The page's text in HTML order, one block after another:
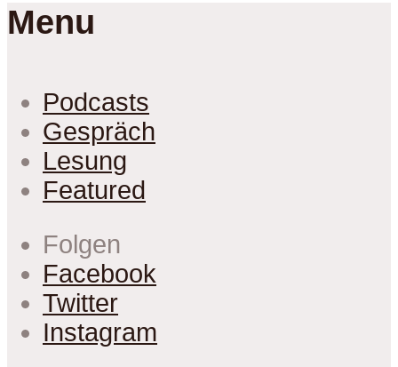
Menu
Podcasts
Gespräch
Lesung
Featured
Folgen
Facebook
Twitter
Instagram